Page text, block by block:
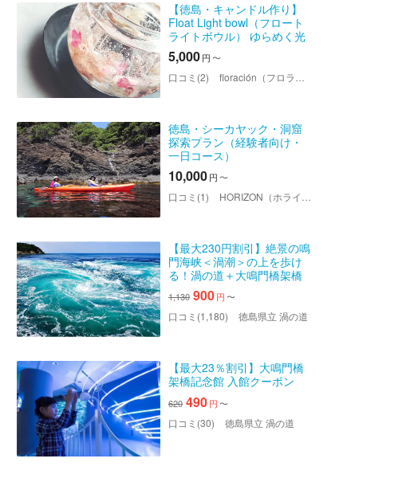
【徳島・キャンドル作り】
Float Light bowl（フロート
ライトボウル） ゆらめく光
と香りが、心をほどいてく
れる
5,000円 〜
口コミ(2) floración（フロラシオン）
徳島・シーカヤック・洞窟
探索プラン（経験者向け・
一日コース）
10,000円 〜
口コミ(1) HORIZON（ホライゾン）
【最大230円割引】絶景の鳴
門海峡＜渦潮＞の上を歩け
る！渦の道＋大鳴門橋架橋
記念館エディ 共通入館券
1,130 900円 〜
口コミ(1,180) 徳島県立 渦の道
【最大23％割引】大鳴門橋
架橋記念館 入館クーポン
620 490円 〜
口コミ(30) 徳島県立 渦の道